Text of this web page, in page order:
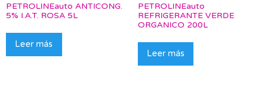
PETROLINEauto ANTICONG.
5% I.A.T. ROSA 5L
Leer más
PETROLINEauto
REFRIGERANTE VERDE
ORGANICO 200L
Leer más